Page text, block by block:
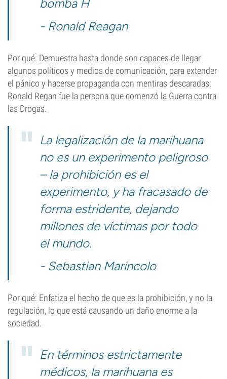
bomba H
- Ronald Reagan
Por qué: Demuestra hasta donde son capaces de llegar
algunos políticos y medios de comunicación, para extender
el pánico y hacerse propaganda con mentiras descaradas.
Ronald Regan fue la persona que comenzó la Guerra contra
las Drogas.
La legalización de la marihuana
no es un experimento peligroso
– la prohibición es el
experimento, y ha fracasado de
forma estridente, dejando
millones de víctimas por todo
el mundo.
- Sebastian Marincolo
Por qué: Enfatiza el hecho de que es la prohibición, y no la
regulación, lo que está causando un daño enorme a la
sociedad.
En términos estrictamente
médicos, la marihuana es